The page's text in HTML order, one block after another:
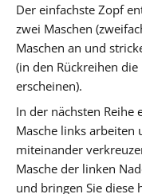
Der einfachste Zopf
zwei Maschen
Maschen an und
(in den Rückreihen
erscheinen).
In der nächsten Reihe
Masche links arbeiten
miteinander
Masche der linken
und bringen Sie diese